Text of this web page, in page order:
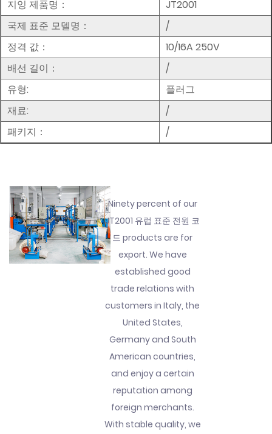
지잉 제품명：
JT2001
국제 표준 모델명：
/
정격 값：
10/16A 250V
배선 길이：
/
유형:
플러그
재료:
/
패키지：
/
Ninety percent of our
JT2001 유럽 표준 전원 코
드 products are for
export. We have
established good
trade relations with
customers in Italy, the
United States,
Germany and South
American countries,
and enjoy a certain
reputation among
foreign merchants.
With stable quality, we